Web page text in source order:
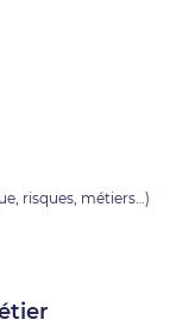
risques, métiers…)